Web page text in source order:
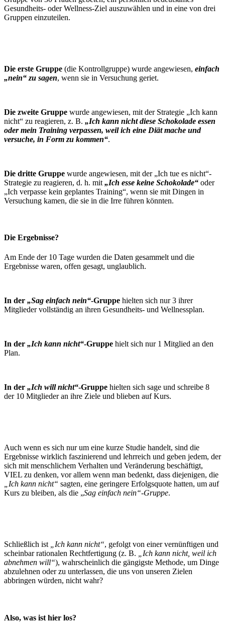
Gesundheits- oder Wellness-Ziel auszuwählen und in eine von drei
Gruppen einzuteilen.
Die erste Gruppe (die Kontrollgruppe) wurde angewiesen, einfach
„nein“ zu sagen, wenn sie in Versuchung geriet.
Die zweite Gruppe wurde angewiesen, mit der Strategie „Ich kann
nicht“ zu reagieren, z. B. „Ich kann nicht diese Schokolade essen
oder mein Training verpassen, weil ich eine Diät mache und
versuche, in Form zu kommen“.
Die dritte Gruppe wurde angewiesen, mit der „Ich tue es nicht“-
Strategie zu reagieren, d. h. mit „Ich esse keine Schokolade“ oder
„Ich verpasse kein geplantes Training“, wenn sie mit Dingen in
Versuchung kamen, die sie in die Irre führen könnten.
Die Ergebnisse?
Am Ende der 10 Tage wurden die Daten gesammelt und die
Ergebnisse waren, offen gesagt, unglaublich.
In der „Sag einfach nein“-Gruppe hielten sich nur 3 ihrer
Mitglieder vollständig an ihren Gesundheits- und Wellnessplan.
In der „Ich kann nicht“-Gruppe hielt sich nur 1 Mitglied an den
Plan.
In der „Ich will nicht“-Gruppe hielten sich sage und schreibe 8
der 10 Mitglieder an ihre Ziele und blieben auf Kurs.
Auch wenn es sich nur um eine kurze Studie handelt, sind die
Ergebnisse wirklich faszinierend und lehrreich und geben jedem, der
sich mit menschlichem Verhalten und Veränderung beschäftigt,
VIEL zu denken, vor allem wenn man bedenkt, dass diejenigen, die
„Ich kann nicht“ sagten, eine geringere Erfolgsquote hatten, um auf
Kurs zu bleiben, als die „Sag einfach nein“-Gruppe.
Schließlich ist „Ich kann nicht“, gefolgt von einer vernünftigen und
scheinbar rationalen Rechtfertigung (z. B.
„Ich kann nicht, weil ich
abnehmen will“), wahrscheinlich die gängigste Methode, um Dinge
abzulehnen oder zu unterlassen, die uns von unseren Zielen
abbringen würden, nicht wahr?
Also, was ist hier los?